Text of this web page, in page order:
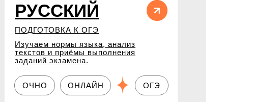
ОЧНО ОГЭ
ОНЛАЙН
Изучаем нормы языка, анализ
текстов и приёмы выполнения
заданий экзамена.
ПОДГОТОВКА К ОГЭ
РУССКИЙ